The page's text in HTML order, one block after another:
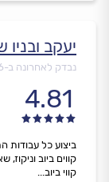
יעקב
נבדק לאחרונה ב-
4.81
ביצוע כל עבודות
קווים ביוב וניקוז,
קווי ביוב...